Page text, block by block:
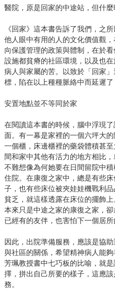
醫院，原是回家的中途站，但什
《回家》這本書告訴了我們，之
他人眼中有用的人的文化價值觀
向保護管理的政策與體制，在於
設施都貧瘠的社區環境，以及也
病人與家屬的苦。以致於「回家
標，陷在以上種種脈絡中而延遲了
安置地點並不等同於家
在閱讀這本書的時候，腦中浮現
面。有一幕是家裡的一個六坪大
一個櫃，床邊櫃裡的藥袋體積甚
間和家中其他有活力的地方相比
不難想像為何她要在日間留院中
住院。在康復之家中，總是有些
子，也有些床位被夾娃娃機戰利
貧乏，就這樣透露在床位的擺飾
本來只是中途之家的康復之家，
已經有的友伴，也害怕下一個居所
因此，出院準備服務，應該是協
與社區的關係，希望精神病人能
芳珮教授書中七巧板的比喻，就
擇，拼出自己所要的樣子，這應
務。